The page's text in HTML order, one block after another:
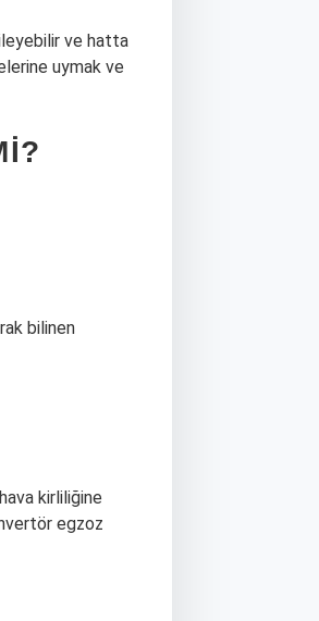
ve hatta
uymak ve
bilinen
kirliliğine
egzoz